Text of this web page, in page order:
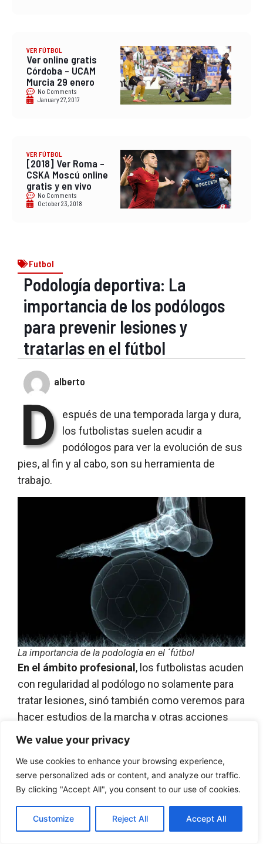
We value your privacy
We use cookies to enhance your browsing experience,
serve personalized ads or content, and analyze our traffic.
By clicking "Accept All", you consent to our use of cookies.
Customize Reject All Accept All
VER FÚTBOL
Ver online gratis
Córdoba – UCAM
Murcia 29 enero
No Comments
January 27, 2017
VER FÚTBOL
[2018] Ver Roma –
CSKA Moscú online
gratis y en vivo
No Comments
October 23, 2018
Futbol
Podología deportiva: La
importancia de los podólogos
para prevenir lesiones y
tratarlas en el fútbol
alberto
D espués de una temporada larga y dura,
los futbolistas suelen acudir a
podólogos para ver la evolución de sus
pies, al fin y al cabo, son su herramienta de
trabajo.
La importancia de la podología en el ´fútbol
En el ámbito profesional , los futbolistas acuden
con regularidad al podólogo no solamente para
tratar lesiones, sinó también como veremos para
hacer estudios de la marcha y otras acciones
que ayudarán a evitar lesiones. Recuerda acudir
a un podólogo profesional donde puedas
certificar su experiencia y sus estudios, mira
estos podólogos en Barcelona
como ejemplo de
Recuerda siempre ir a un podólogo en clínica, es